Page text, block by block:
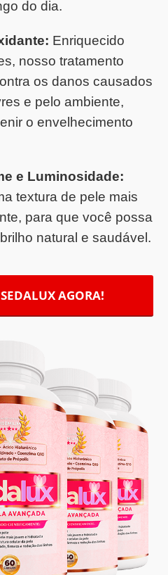
do dia.
Enriquecido
nosso tratamento
os danos causados
e pelo ambiente,
o envelhecimento
e Luminosidade:
textura de pele mais
para que você possa
natural e saudável.
AGORA!